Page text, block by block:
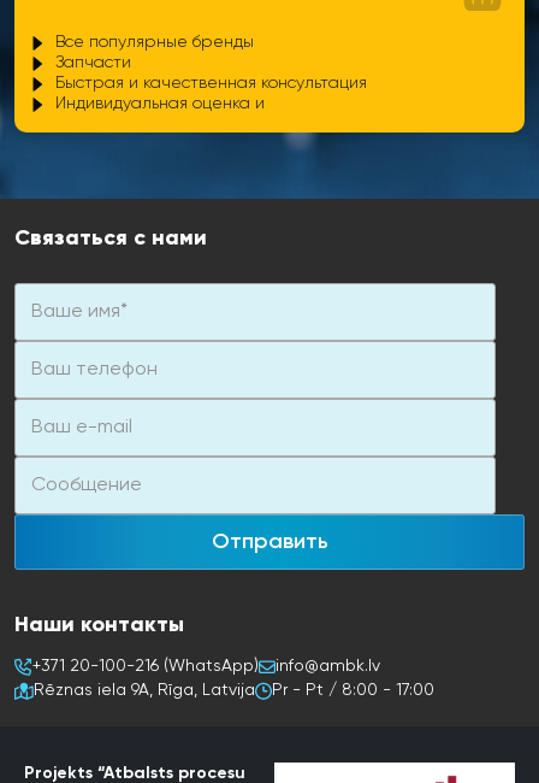
Все популярные бренды
Запчасти
Быстрая и качественная консультация
Индивидуальная оценка и
Связаться с нами
Отправить
Наши контакты
+371 20-100-216 (WhatsApp)
info@ambk.lv
Rēznas iela 9A, Rīga, Latvija
Pr - Pt / 8:00 - 17:00
Projekts “Atbalsts procesu